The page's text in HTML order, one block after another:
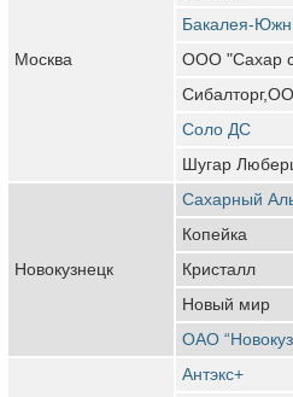
Москва
Бакалея-
ООО "Сахар
Соло ДС
Шугар
Новокузнецк
Сахарный
Копейка
Кристалл
Новый мир
ОАО
Антэкс+